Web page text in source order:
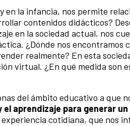
en la infancia, nos permite
contenidos didácticos?
en la sociedad actual, nos
¿Dónde nos encontramos
realmente? En esta
virtual. ¿En qué medida son
del ámbito educativo a que
aprendizaje para generar
cotidiana, que nos